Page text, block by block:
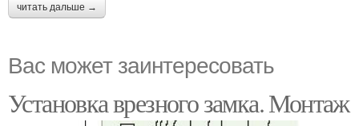
читать дальше →
Вас может заинтересовать
Установка врезного замка. Монтаж